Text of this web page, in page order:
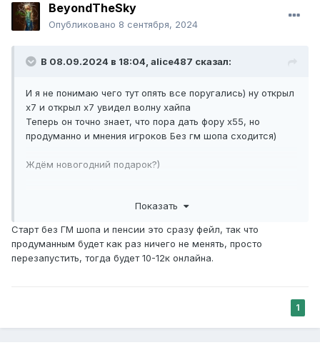
BeyondTheSky
Опубликовано 8 сентября, 2024
В 08.09.2024 в 18:04, alice487 сказал:
И я не понимаю чего тут опять все поругались) ну открыл
х7 и открыл х7 увидел волну хайпа
Теперь он точно знает, что пора дать фору х55, но
продуманно и мнения игроков Без гм шопа сходится)
Ждём новогодний подарок?)
Показать
Старт без ГМ шопа и пенсии это сразу фейл, так что
продуманным будет как раз ничего не менять, просто
перезапустить, тогда будет 10-12к онлайна.
1